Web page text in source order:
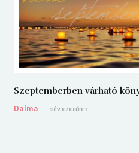
Szeptemberben várható
Dalma
9 ÉV EZELŐTT